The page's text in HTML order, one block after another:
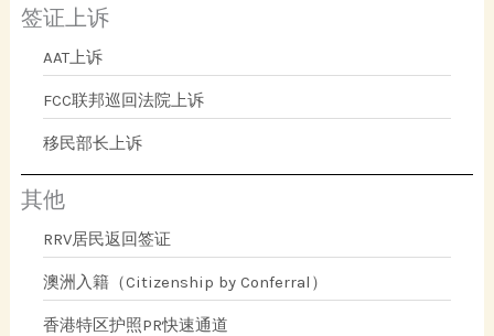
签证上诉
AAT上诉
FCC联邦巡回法院上诉
移民部长上诉
其他
RRV居民返回签证
澳洲入籍（Citizenship by Conferral）
香港特区护照PR快速通道